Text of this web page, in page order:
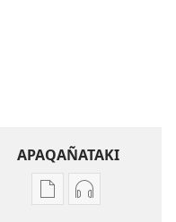
APAQAÑATAKI
Aka
Aka